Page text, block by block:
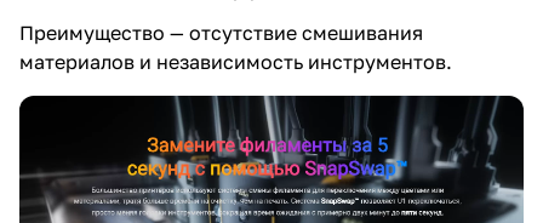
Преимущество — отсутствие смешивания
материалов и независимость инструментов.